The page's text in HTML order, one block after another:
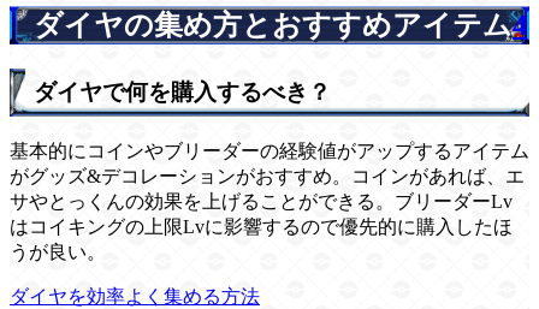
ダイヤの集め方とおすすめアイテム4
ダイヤで何を購入するべき？
基本的にコインやブリーダーの経験値がアップするアイテム
がグッズ&デコレーションがおすすめ。コインがあれば、エ
サやとっくんの効果を上げることができる。ブリーダーLv
はコイキングの上限Lvに影響するので優先的に購入したほ
うが良い。
ダイヤを効率よく集める方法